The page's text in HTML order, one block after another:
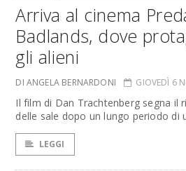
Arriva al cinema
Badlands, dove
gli alieni
DI ANGELA BERNARDONI GIOVEDÌ 6
Il film di Dan Trachtenberg segna il
delle sale dopo un lungo periodo di
LEGGI